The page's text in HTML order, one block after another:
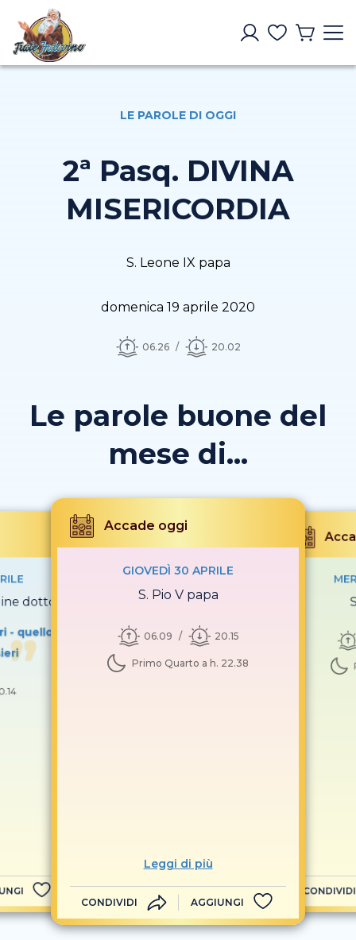
LE PAROLE DI OGGI
2ª Pasq. DIVINA
MISERICORDIA
S. Leone IX papa
domenica 19 aprile 2020
06.26 20.02
Le parole buone del
mese di...
dottore
- quello
Accade oggi
GIOVEDÌ 30 APRILE
S. Pio V papa
06.09 20.15
Primo Quarto a h. 22.38
Leggi di più
CONDIVIDI AGGIUNGI
CONDIVIDI